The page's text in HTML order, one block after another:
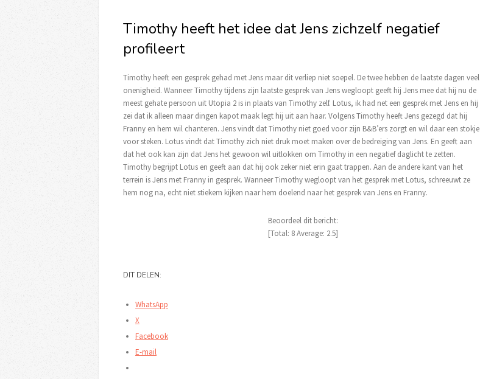
Timothy heeft het idee dat Jens zichzelf negatief
profileert
Timothy heeft een gesprek gehad met Jens maar dit verliep niet soepel. De twee hebben de laatste dagen veel
onenigheid. Wanneer Timothy tijdens zijn laatste gesprek van Jens wegloopt geeft hij Jens mee dat hij nu de
meest gehate persoon uit Utopia 2 is in plaats van Timothy zelf. Lotus, ik had net een gesprek met Jens en hij
zei dat ik alleen maar dingen kapot maak legt hij uit aan haar. Volgens Timothy heeft Jens gezegd dat hij
Franny en hem wil chanteren. Jens vindt dat Timothy niet goed voor zijn B&B’ers zorgt en wil daar een stokje
voor steken. Lotus vindt dat Timothy zich niet druk moet maken over de bedreiging van Jens. En geeft aan
dat het ook kan zijn dat Jens het gewoon wil uitlokken om Timothy in een negatief daglicht te zetten.
Timothy begrijpt Lotus en geeft aan dat hij ook zeker niet erin gaat trappen. Aan de andere kant van het
terrein is Jens met Franny in gesprek. Wanneer Timothy wegloopt van het gesprek met Lotus, schreeuwt ze
hem nog na, echt niet stiekem kijken naar hem doelend naar het gesprek van Jens en Franny.
Beoordeel dit bericht:
[Total: 8Average: 2.5]
DIT DELEN:
WhatsApp
X
Facebook
E-mail